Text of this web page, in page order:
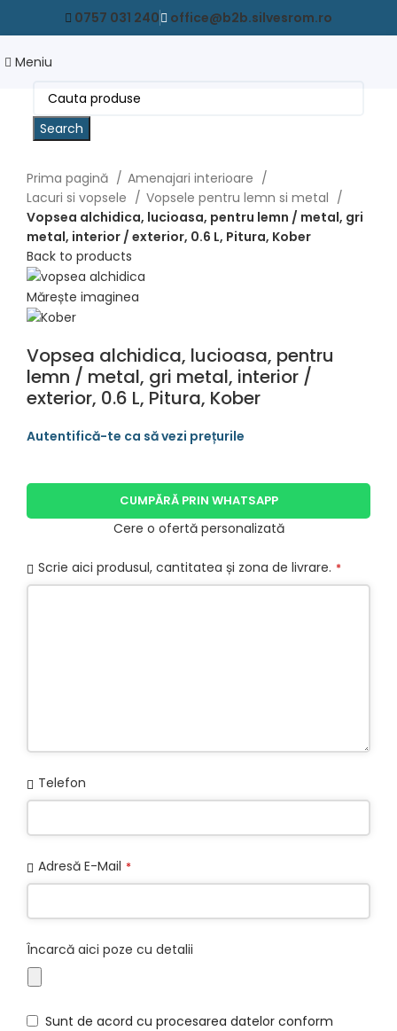
0757 031 240 office@b2b.silvesrom.ro
Meniu
Search
Prima pagină
Amenajari interioare
Lacuri si vopsele
Vopsele pentru lemn si metal
Vopsea alchidica, lucioasa, pentru lemn / metal, gri
metal, interior / exterior, 0.6 L, Pitura, Kober
Back to products
Mărește imaginea
Vopsea alchidica, lucioasa, pentru
lemn / metal, gri metal, interior /
exterior, 0.6 L, Pitura, Kober
CUMPĂRĂ PRIN WHATSAPP
Cere o ofertă personalizată
Scrie aici produsul, cantitatea și zona de livrare. *
Telefon
Adresă E-Mail *
Încarcă aici poze cu detalii
Sunt de acord cu procesarea datelor conform